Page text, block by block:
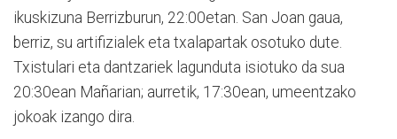
ikuskizuna Berrizburun, 22:00etan. San Joan gaua,
berriz, su artifizialek eta txalapartak osotuko dute.
Txistulari eta dantzariek lagunduta isiotuko da sua
20:30ean Mañarian; aurretik, 17:30ean, umeentzako
jokoak izango dira.